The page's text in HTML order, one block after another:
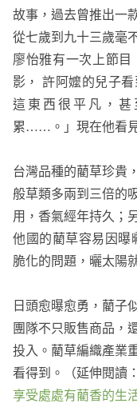
故事，過去曾推出一
從七歲到九十三歲毫
廖怡雅有一次上節
影， 許阿嬤的兒子
這東西很平凡，
累……。」現在他看
台灣品種的藺草珍貴
般草類多兩到三倍的
用，香氣經年持久；
他國的藺草容易因曝
脆化的問題，曬太陽
日頭愈曝愈勇，藺子
團隊不只販售商品，
投入。藺草編織產業
看得到。（延伸閱讀：
享受處處有藺香的生